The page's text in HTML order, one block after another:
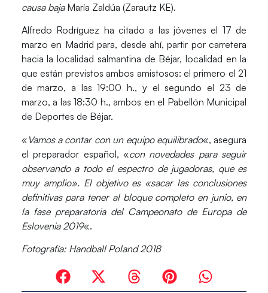
causa baja María Zaldúa (Zarautz KE).
Alfredo Rodríguez ha citado a las jóvenes el 17 de
marzo en Madrid para, desde ahí, partir por carretera
hacia la localidad salmantina de Béjar, localidad en la
que están previstos ambos amistosos: el primero el 21
de marzo, a las 19:00 h., y el segundo el 23 de
marzo, a las 18:30 h., ambos en el Pabellón Municipal
de Deportes de Béjar.
« Vamos a contar con un equipo equilibrado«, asegura
el preparador español, «con novedades para seguir
observando a todo el espectro de jugadoras, que es
muy amplio». El objetivo es «sacar las conclusiones
definitivas para tener al bloque completo en junio, en
la fase preparatoria del Campeonato de Europa de
Eslovenia 2019«.
Fotografía: Handball Poland 2018